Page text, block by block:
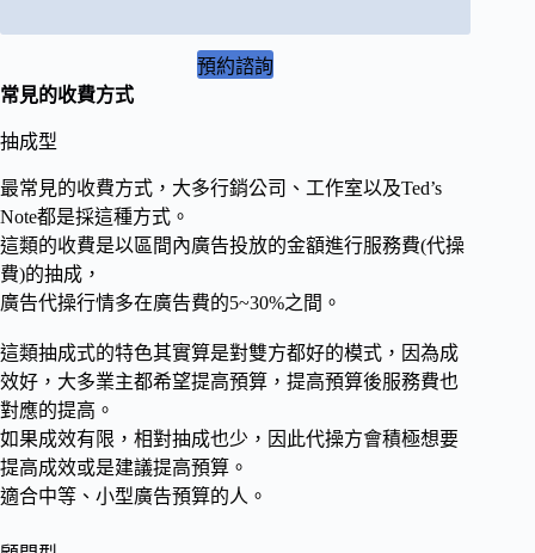
預約諮詢
常見的收費方式
抽成型
最常見的收費方式，大多行銷公司、工作室以及Ted’s
Note都是採這種方式。
這類的收費是以區間內廣告投放的金額進行服務費(代操
費)的抽成，
廣告代操行情多在廣告費的5~30%之間。
這類抽成式的特色其實算是對雙方都好的模式，因為成
效好，大多業主都希望提高預算，提高預算後服務費也
對應的提高。
如果成效有限，相對抽成也少，因此代操方會積極想要
提高成效或是建議提高預算。
適合中等、小型廣告預算的人。